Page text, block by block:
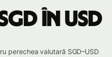
în USD
perechea valutară SGD–USD